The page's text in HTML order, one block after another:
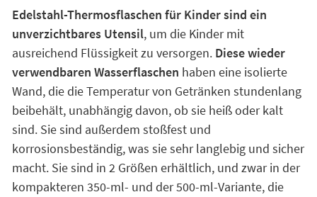
Edelstahl-Thermosflaschen für Kinder sind ein
unverzichtbares Utensil, um die Kinder mit
ausreichend Flüssigkeit zu versorgen. Diese wieder
verwendbaren Wasserflaschen haben eine isolierte
Wand, die die Temperatur von Getränken stundenlang
beibehält, unabhängig davon, ob sie heiß oder kalt
sind. Sie sind außerdem stoßfest und
korrosionsbeständig, was sie sehr langlebig und sicher
macht. Sie sind in 2 Größen erhältlich, und zwar in der
kompakteren 350-ml- und der 500-ml-Variante, die